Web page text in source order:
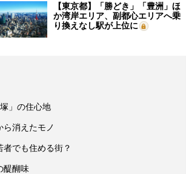
【東京都】「勝どき」「豊洲」ほ
か湾岸エリア、副都心エリアへ乗
り換えなし駅が上位に
」の住心地
消えたモノ
でも住める街？
醍醐味